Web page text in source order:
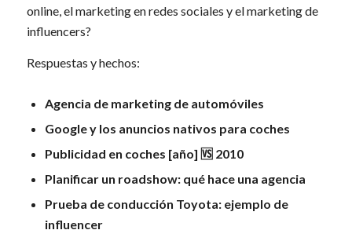
online, el marketing en redes sociales y el marketing de
influencers?
Respuestas y hechos:
Agencia de marketing de automóviles
Google y los anuncios nativos para coches
Publicidad en coches [año] 🆚 2010
Planificar un roadshow: qué hace una agencia
Prueba de conducción Toyota: ejemplo de
influencer